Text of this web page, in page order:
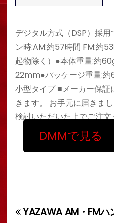
デジタル方式（DSP）採
ン時:AM:約57時間 FM:約
起物除く）●本体重量:約
22mm●パッケージ重量:約
小型タイプ ■メーカー保証
きます。 お手元に届きま
検討いただいた上でご注文
DMMで見る
投
YAZAWA AM・FMハ